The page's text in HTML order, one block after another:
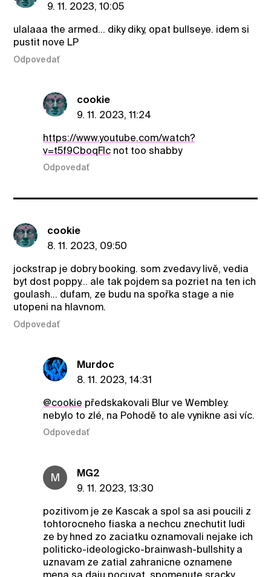
9. 11. 2023, 10:05
ulalaaa the armed... diky diky, opat bullseye. idem si
pustit nove LP
Odpovedať
cookie
9. 11. 2023, 11:24
https://www.youtube.com/watch?
v=t5f9CboqFIcnot too shabby
Odpovedať
cookie
8. 11. 2023, 09:50
jockstrap je dobry booking. som zvedavy livě, vedia
byt dost poppy... ale tak pojdem sa pozriet na ten ich
goulash... dufam, ze budu na spořka stage a nie
utopeni na hlavnom.
Odpovedať
Murdoc
8. 11. 2023, 14:31
@cookie předskakovali Blur ve Wembley.
nebylo to zlé, na Pohodě to ale vynikne asi víc.
Odpovedať
M
MG2
9. 11. 2023, 13:30
pozitivom je ze Kascak a spol sa asi poucili z
tohtorocneho fiaska a nechcu znechutit ludi
ze by hned zo zaciatku oznamovali nejake ich
politicko-ideologicko-brainwash-bullshity a
uznavam ze zatial zahranicne oznamene
mena sa daju pocuvat. spomenute sracky